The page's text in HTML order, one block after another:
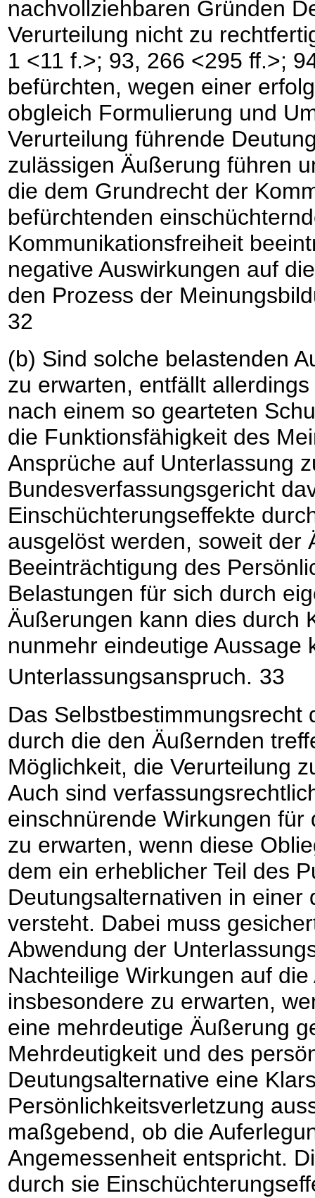
nachvollziehbaren Gründen
Verurteilung nicht zu
1 <11 f.>; 93, 266 <295 ff.>;
befürchten, wegen einer
obgleich Formulierung und
Verurteilung führende
zulässigen Äußerung führen
die dem Grundrecht der
befürchtenden
Kommunikationsfreiheit
negative Auswirkungen auf
den Prozess der
32
(b) Sind solche belastenden
zu erwarten, entfällt
nach einem so gearteten
die Funktionsfähigkeit des
Ansprüche auf Unterlassung
Bundesverfassungsgericht
Einschüchterungseffekte
ausgelöst werden, soweit der
Beeinträchtigung des
Belastungen für sich durch
Äußerungen kann dies durch
nunmehr eindeutige Aussage
Unterlassungsanspruch. 33
Das
durch die den Äußernden
Möglichkeit, die Verurteilung
Auch sind
einschnürende Wirkungen
zu erwarten, wenn diese
dem ein erheblicher Teil des
Deutungsalternativen in einer
versteht. Dabei muss
Abwendung der
Nachteilige Wirkungen auf
insbesondere zu erwarten,
eine mehrdeutige Äußerung
Mehrdeutigkeit und des
Deutungsalternative eine
Persönlichkeitsverletzung
maßgebend, ob die
Angemessenheit entspricht.
durch sie